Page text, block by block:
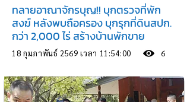
ทลายอาณาจักรบุญ!! บุกตรวจที่พัก
สงฆ์ หลังพบถือครอง บุกรุกที่ดินสปก.
กว่า 2,000 ไร่ สร้างบ้านพักขาย
18 กุมภาพันธ์ 2569 เวลา 11:54:00 6